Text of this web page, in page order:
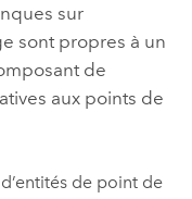
sur
sont propres à un
de
aux points de
d’entités de point de